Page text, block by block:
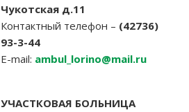
Чукотская д.11
Контактный телефон – (42736)
93-3-44
E-mail: ambul_lorino@mail.ru
УЧАСТКОВАЯ БОЛЬНИЦА